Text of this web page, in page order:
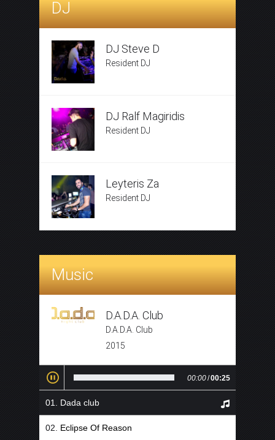
DJ
DJ Steve D
Resident DJ
DJ Ralf Magiridis
Resident DJ
Leyteris Za
Resident DJ
Music
D.A.D.A. Club
D.A.D.A. Club
2015
00:00/00:25
Dada club
Eclipse Of Reason